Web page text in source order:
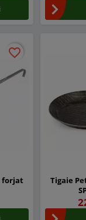
favorite_border
favorite_border
forjat
Tigaie